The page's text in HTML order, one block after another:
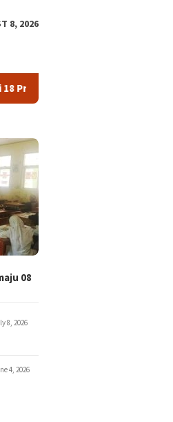
8, 2026
Bupati Cup 2026 Tour Malasari
08
8, 2026
4, 2026